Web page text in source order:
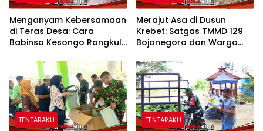
Menganyam Kebersamaan
di Teras Desa: Cara
Babinsa Kesongo Rangkul
129 Bojonegoro
Merajut Asa di Dusun
Krebet: Satgas TMMD 129
Bojonegoro dan Warga
TENTARAKU TENTARAKU